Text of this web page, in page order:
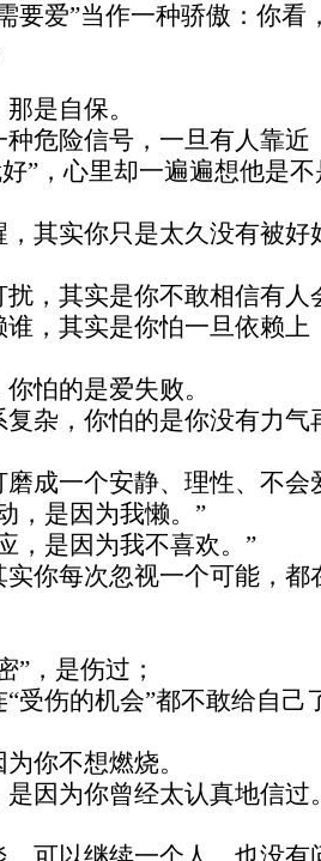
爱”当作一种骄傲：你看
是自保。
危险信号，一旦有人靠近
”，心里却一遍遍想他是
其实你只是太久没有被好
，其实是你不敢相信有人
，其实是你怕一旦依赖上
怕的是爱失败。
杂，你怕的是你没有力气
成一个安静、理性、不会
是因为我懒。”
是因为我不喜欢。”
你每次忽视一个可能，都
，是伤过；
伤的机会”都不敢给自己
你不想燃烧。
因为你曾经太认真地信过